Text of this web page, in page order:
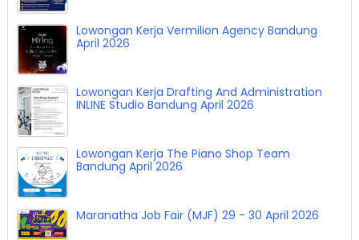
Lowongan Kerja Mega Cell Bandung April 2026
Lowongan Kerja Vermilion Agency Bandung
April 2026
Lowongan Kerja Drafting And Administration
INLINE Studio Bandung April 2026
Lowongan Kerja The Piano Shop Team